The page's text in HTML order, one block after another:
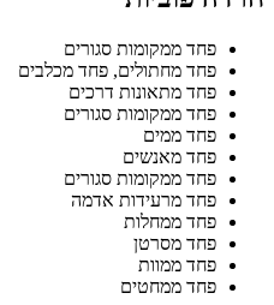
פחד ממקומות סגורים
פחד מחתולים, פחד מכלבים
פחד מתאונות דרכים
פחד ממקומות סגורים
פחד ממים
פחד מאנשים
פחד ממקומות סגורים
פחד מרעידות אדמה
פחד ממחלות
פחד מסרטן
פחד ממוות
פחד ממחטים